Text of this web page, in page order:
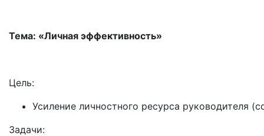
Тема: «Личная эффективность»
Цель:
Усиление личностного ресурса руководителя
Задачи: